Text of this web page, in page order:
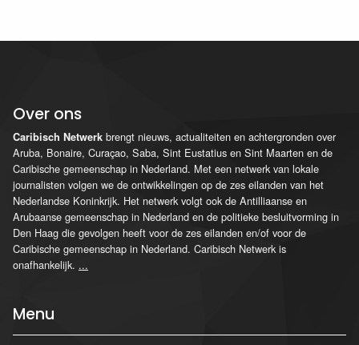
Over ons
Caribisch Netwerk brengt nieuws, actualiteiten en achtergronden over
Aruba, Bonaire, Curaçao, Saba, Sint Eustatius en Sint Maarten en de
Caribische gemeenschap in Nederland. Met een netwerk van lokale
journalisten volgen we de ontwikkelingen op de zes eilanden van het
Nederlandse Koninkrijk. Het netwerk volgt ook de Antilliaanse en
Arubaanse gemeenschap in Nederland en de politieke besluitvorming in
Den Haag die gevolgen heeft voor de zes eilanden en/of voor de
Caribische gemeenschap in Nederland. Caribisch Netwerk is
onafhankelijk. ...
Menu